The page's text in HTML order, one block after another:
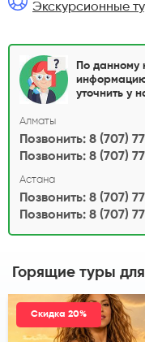
Экскурсионные
По данному
уточнить у
Алматы
Позвонить: 8 (707)
Позвонить: 8 (707)
Астана
Позвонить: 8 (707)
Позвонить: 8 (707)
Горящие туры
Скидка 20%